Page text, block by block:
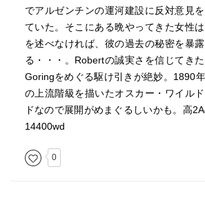
でアルゼンチンの運河建設に反対意見
ていた。そこにある晩やってきた女性
を述べなければ、彼の過去の秘密を暴
る・・・。Robertの誠実さを信じてき
Goringをめぐる駆け引きが絶妙。1890
の上流階級を描いたオスカー・ワイル
ドなので展開がめまぐるしいかも。高
14400wd
0